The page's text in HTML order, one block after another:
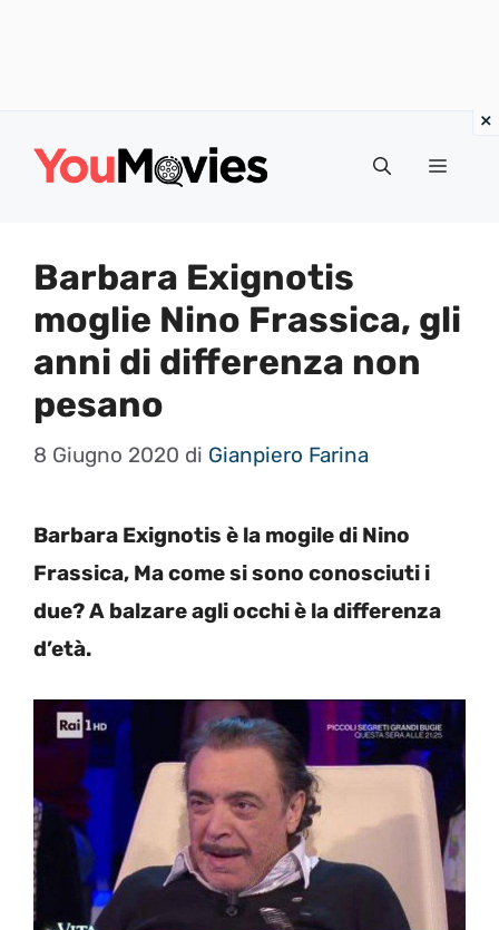
Menu
Barbara Exignotis
moglie Nino Frassica, gli
anni di differenza non
pesano
8 Giugno 2020 di Gianpiero Farina
Barbara Exignotis è la mogile di Nino
Frassica, Ma come si sono conosciuti i
due? A balzare agli occhi è la differenza
d’età.